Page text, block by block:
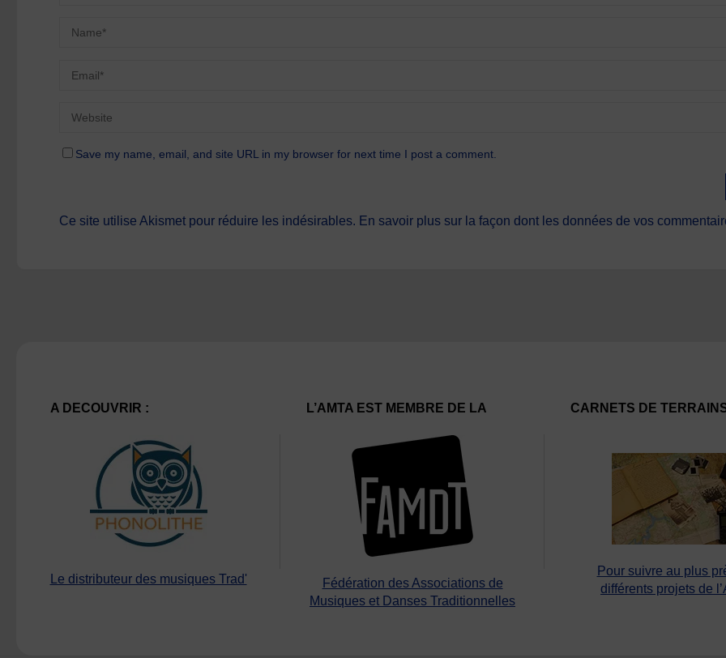
Save my name, email, and site URL in my browser for next time I post a comment.
Ce site utilise Akismet pour réduire les indésirables. En savoir plus sur la façon dont les données de vos
A DECOUVRIR :
Le distributeur des musiques Trad'
L’AMTA EST MEMBRE DE LA
Fédération des Associations de
Musiques et Danses Traditionnelles
CARNETS DE
Pour suivre au plus
différents projets de